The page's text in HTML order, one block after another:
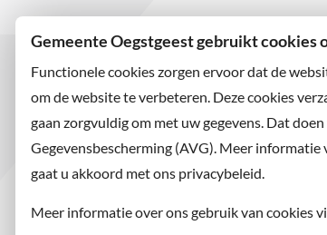
Gemeente Oegstgeest gebruikt cookies
Functionele cookies zorgen ervoor dat de
om de website te verbeteren. Deze cookies
gaan zorgvuldig om met uw gegevens. Dat
Gegevensbescherming (AVG). Meer
gaat u akkoord met ons privacybeleid.
Meer informatie over ons gebruik van cookies
Bezoekadres
Rhijngeesterstraatweg 13
2342 AN Oegstgeest